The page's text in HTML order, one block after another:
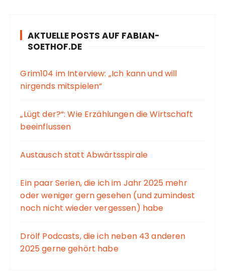
AKTUELLE POSTS AUF FABIAN-
SOETHOF.DE
Grim104 im Interview: „Ich kann und will
nirgends mitspielen“
„Lügt der?“: Wie Erzählungen die Wirtschaft
beeinflussen
Austausch statt Abwärtsspirale
Ein paar Serien, die ich im Jahr 2025 mehr
oder weniger gern gesehen (und zumindest
noch nicht wieder vergessen) habe
Drölf Podcasts, die ich neben 43 anderen
2025 gerne gehört habe